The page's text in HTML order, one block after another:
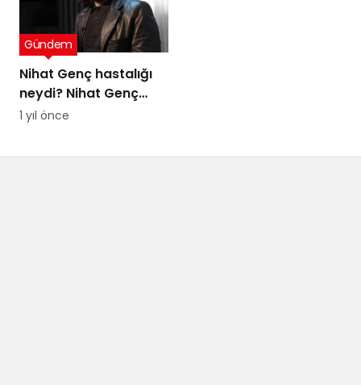
Nihat Genç hastalığı
neydi? Nihat Genç
cenaze töreni ne
Gündem
1 yıl önce